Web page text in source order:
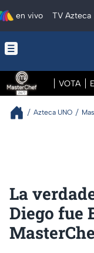
en vivo TV Azteca
VOTA
Azteca UNO
La
Diego fue